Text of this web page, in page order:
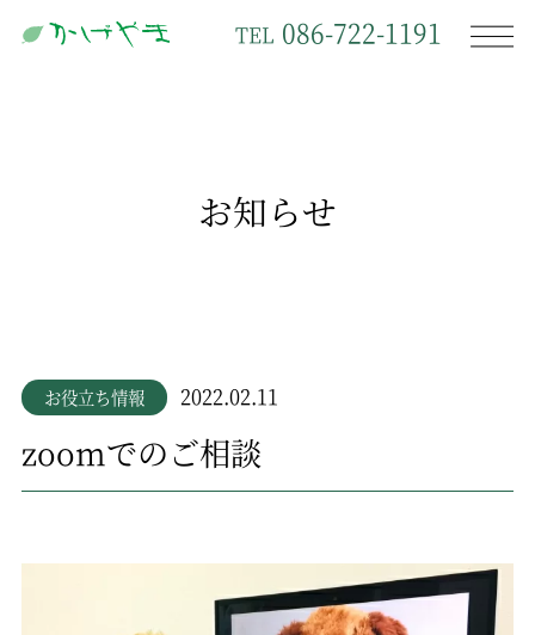
TEL 086-722-1191
お知らせ
お役立ち情報 2022.02.11
zoomでのご相談